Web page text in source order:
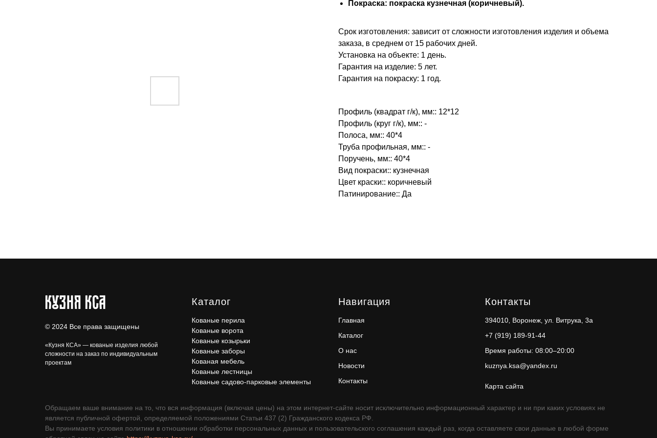
Покраска: покраска кузнечная (коричневый).
Срок изготовления: зависит от сложности изготовления изделия и объема
заказа, в среднем от 15 рабочих дней.
Установка на объекте: 1 день.
Гарантия на изделие: 5 лет.
Гарантия на покраску: 1 год.
Профиль (квадрат г/к), мм:: 12*12
Профиль (круг г/к), мм:: -
Полоса, мм:: 40*4
Труба профильная, мм:: -
Поручень, мм:: 40*4
Вид покраски:: кузнечная
Цвет краски:: коричневый
Патинирование:: Да
© 2024 Все права защищены
«Кузня КСА» — кованые изделия любой
сложности на заказ по индивидуальным
проектам
Каталог
Кованые перила
Кованые ворота
Кованые козырьки
Кованые заборы
Кованая мебель
Кованые лестницы
Кованые садово-парковые элементы
Навигация
Главная
Каталог
О нас
Новости
Контакты
Контакты
394010, Воронеж, ул. Витрука, 3а
+7 (919) 189-91-44
Время работы: 08:00–20:00
kuznya.ksa@yandex.ru
Карта сайта
Обращаем ваше внимание на то, что вся информация (включая цены) на этом интернет-сайте носит исключительно информационный характер и ни при каких условиях не
является публичной офертой, определяемой положениями Статьи 437 (2) Гражданского кодекса РФ.
Вы принимаете условия политики в отношении обработки персональных данных и пользовательского соглашения каждый раз, когда оставляете свои данные в любой форме